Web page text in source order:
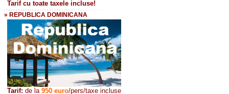
Tarif cu toate taxele incluse!
» REPUBLICA DOMINICANA
Tarif: de la 950 euro/pers/taxe incluse